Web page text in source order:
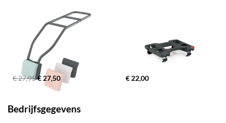
€ 27,95€ 27,50 € 22,00
Bedrijfsgegevens